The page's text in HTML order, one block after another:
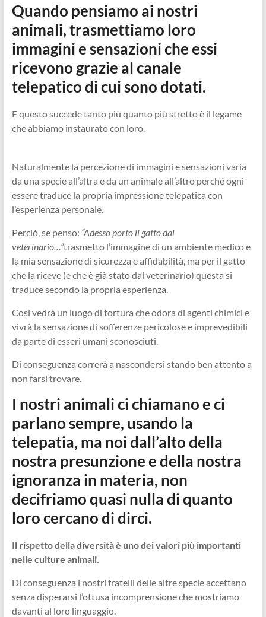
Quando pensiamo ai nostri
animali, trasmettiamo loro
immagini e sensazioni che essi
ricevono grazie al canale
telepatico di cui sono dotati.
E questo succede tanto più quanto più stretto è il legame
che abbiamo instaurato con loro.
Naturalmente la percezione di immagini e sensazioni varia
da una specie all’altra e da un animale all’altro perché ogni
essere traduce la propria impressione telepatica con
l’esperienza personale.
Perciò, se penso: “Adesso porto il gatto dal
veterinario…”trasmetto l’immagine di un ambiente medico e
la mia sensazione di sicurezza e affidabilità, ma per il gatto
che la riceve (e che è già stato dal veterinario) questa si
traduce secondo la propria esperienza.
Così vedrà un luogo di tortura che odora di agenti chimici e
vivrà la sensazione di sofferenze pericolose e imprevedibili
da parte di esseri umani sconosciuti.
Di conseguenza correrà a nascondersi stando ben attento a
non farsi trovare.
I nostri animali ci chiamano e ci
parlano sempre, usando la
telepatia, ma noi dall’alto della
nostra presunzione e della nostra
ignoranza in materia, non
decifriamo quasi nulla di quanto
loro cercano di dirci.
Il rispetto della diversità è uno dei valori più importanti
nelle culture animali.
Di conseguenza i nostri fratelli delle altre specie accettano
senza disperarsi l’ottusa incomprensione che mostriamo
davanti al loro linguaggio.